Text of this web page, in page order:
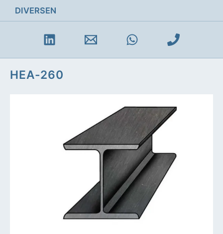
DIVERSEN
HEA-260